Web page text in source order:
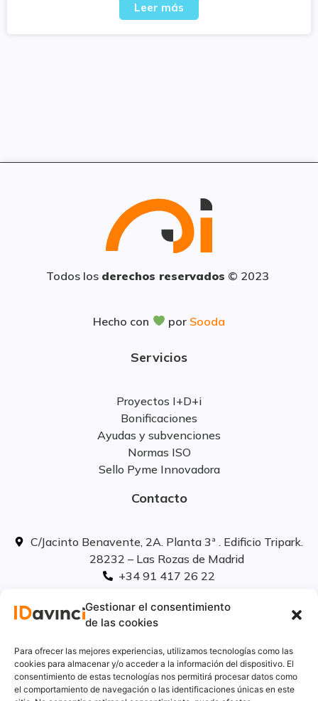
Gestionar el consentimiento
de las cookies
Para ofrecer las mejores experiencias, utilizamos tecnologías como las
cookies para almacenar y/o acceder a la información del dispositivo. El
consentimiento de estas tecnologías nos permitirá procesar datos como
el comportamiento de navegación o las identificaciones únicas en este
Leer más
Todos los derechos reservados © 2023
Hecho con por Sooda
Servicios
Proyectos I+D+i
Bonificaciones
Ayudas y subvenciones
Normas ISO
Sello Pyme Innovadora
Contacto
C/Jacinto Benavente, 2A. Planta 3ª . Edificio Tripark.
28232 – Las Rozas de Madrid
+34 91 417 26 22
linkedIn
Aviso Legal